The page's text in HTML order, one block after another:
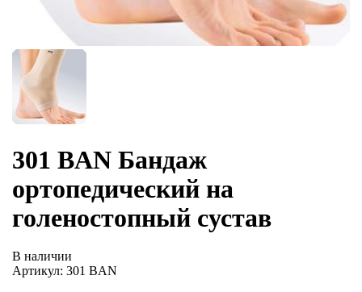
301 BAN Бандаж
ортопедический на
голеностопный сустав
В наличии
Артикул: 301 BAN